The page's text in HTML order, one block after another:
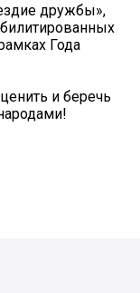
дружбы»,
Года
и беречь